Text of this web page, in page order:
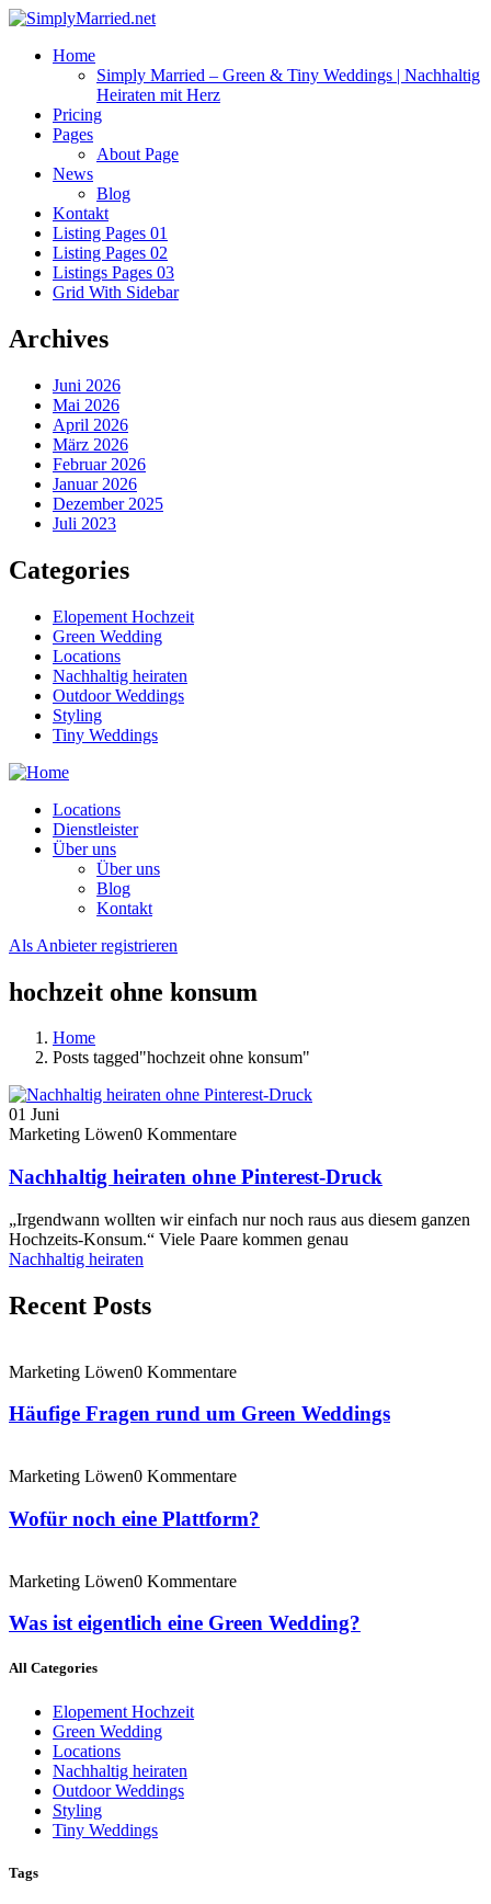
Home
Simply Married – Green & Tiny Weddings | Nachhaltig
Heiraten mit Herz
Pricing
Pages
About Page
News
Blog
Kontakt
Listing Pages 01
Listing Pages 02
Listings Pages 03
Grid With Sidebar
Archives
Juni 2026
Mai 2026
April 2026
März 2026
Februar 2026
Januar 2026
Dezember 2025
Juli 2023
Categories
Elopement Hochzeit
Green Wedding
Locations
Nachhaltig heiraten
Outdoor Weddings
Styling
Tiny Weddings
Locations
Dienstleister
Über uns
Über uns
Blog
Kontakt
Als Anbieter registrieren
hochzeit ohne konsum
Home
Posts tagged"hochzeit ohne konsum"
01 Juni
Marketing Löwen0 Kommentare
Nachhaltig heiraten ohne Pinterest-Druck
„Irgendwann wollten wir einfach nur noch raus aus diesem ganzen
Hochzeits-Konsum.“ Viele Paare kommen genau
Nachhaltig heiraten
Recent Posts
Marketing Löwen0 Kommentare
Häufige Fragen rund um Green Weddings
Marketing Löwen0 Kommentare
Wofür noch eine Plattform?
Marketing Löwen0 Kommentare
Was ist eigentlich eine Green Wedding?
All Categories
Elopement Hochzeit
Green Wedding
Locations
Nachhaltig heiraten
Outdoor Weddings
Styling
Tiny Weddings
Tags